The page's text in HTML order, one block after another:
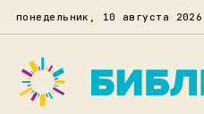
понедельник, 10 августа 2026